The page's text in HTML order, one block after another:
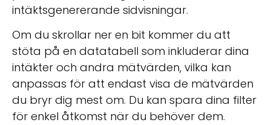
intäktsgenererande sidvisningar.
Om du skrollar ner en bit kommer du att
stöta på en datatabell som inkluderar dina
intäkter och andra mätvärden, vilka kan
anpassas för att endast visa de mätvärden
du bryr dig mest om. Du kan spara dina filter
för enkel åtkomst när du behöver dem.